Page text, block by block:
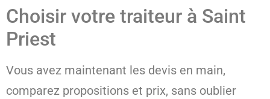
Choisir votre traiteur à Saint
Priest
Vous avez maintenant les devis en main,
comparez propositions et prix, sans oublier